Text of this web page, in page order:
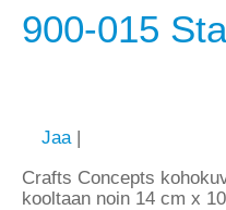
900-015
Jaa |
Crafts Concepts
kooltaan noin 14 cm x